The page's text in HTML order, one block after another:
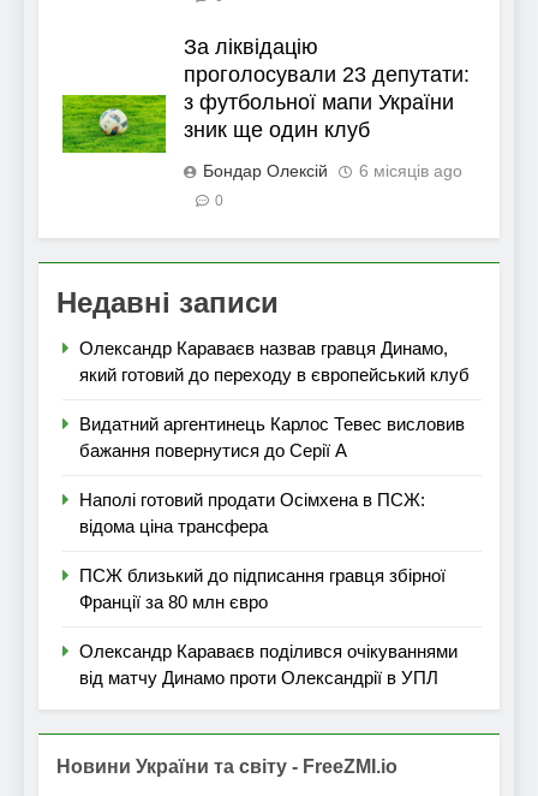
За ліквідацію
проголосували 23 депутати:
з футбольної мапи України
зник ще один клуб
Бондар Олексій 6 місяців ago
0
Недавні записи
Олександр Караваєв назвав гравця Динамо,
який готовий до переходу в європейський клуб
Видатний аргентинець Карлос Тевес висловив
бажання повернутися до Серії А
Наполі готовий продати Осімхена в ПСЖ:
відома ціна трансфера
ПСЖ близький до підписання гравця збірної
Франції за 80 млн євро
Олександр Караваєв поділився очікуваннями
від матчу Динамо проти Олександрії в УПЛ
Новини України та світу - FreeZMI.io